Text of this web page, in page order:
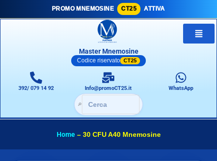
PROMO MNEMOSINE CT25 ATTIVA
Master Mnemosine
Codice riservato CT25
392/ 079 14 92 Info@promoCT25.it WhatsApp
🔎
Home– 30 CFU A40 Mnemosine